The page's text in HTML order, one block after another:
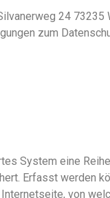
24
zum
System eine
Erfasst werden
von